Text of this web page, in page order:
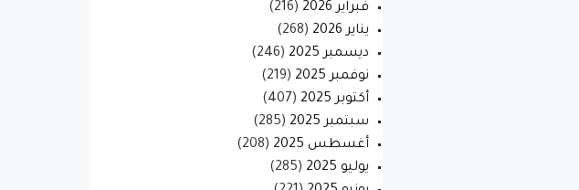
فبراير 2026
(216)
يناير 2026
(268)
ديسمبر 2025
(246)
نوفمبر 2025
(219)
أكتوبر 2025
(407)
سبتمبر 2025
(285)
أغسطس 2025
(208)
يوليو 2025
(285)